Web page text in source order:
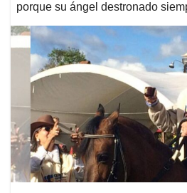
porque su ángel destronado